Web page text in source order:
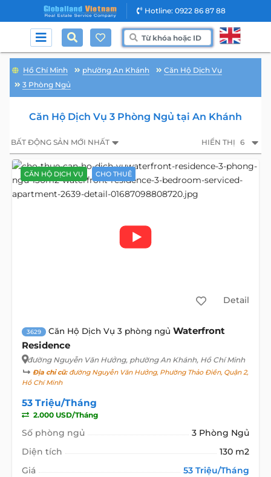
Hotline: 0922 86 87 88
Hồ Chí Minh phường An Khánh
Căn Hộ Dịch Vụ
3 Phòng Ngủ
Căn Hộ Dịch Vụ 3 Phòng Ngủ tại An Khánh
BẤT ĐỘNG SẢN MỚI NHẤT HIỂN THỊ 6
CĂN HỘ DỊCH VỤ CHO THUÊ
Detail
3629 Căn Hộ Dịch Vụ 3 phòng ngủ Waterfront
Residence
đường Nguyễn Văn Hưởng, phường An Khánh, Hồ Chí Minh
Địa chỉ cũ:đường Nguyễn Văn Hưởng, Phường Thảo Điền, Quận 2,
Hồ Chí Minh
53 Triệu/Tháng
2.000 USD/Tháng
Số phòng ngủ
3 Phòng Ngủ
Diện tích
130 m2
Giá
53 Triệu/Tháng